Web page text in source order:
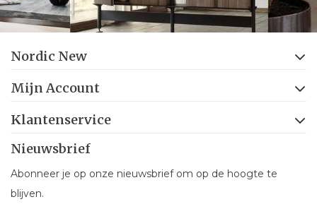
Nordic New
Mijn Account
Klantenservice
Nieuwsbrief
Abonneer je op onze nieuwsbrief om op de hoogte te
blijven.